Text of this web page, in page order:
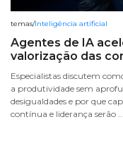
temas/Inteligência artificial
Agentes de IA
valorização das
Especialistas discutem
a produtividade sem
desigualdades e por que
contínua e liderança serão ...